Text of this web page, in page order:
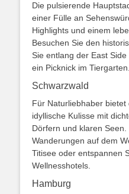
Die pulsierende
einer Fülle an
Highlights und einem
Besuchen Sie den
Sie entlang der East
ein Picknick im Tiergarten.
Schwarzwald
Für Naturliebhaber bietet
idyllische Kulisse mit
Dörfern und klaren
Wanderungen auf dem
Titisee oder entspannen
Wellnesshotels.
Hamburg